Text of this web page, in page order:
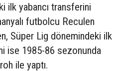
ilk yabancı transferini
futbolcu Reculen
Süper Lig dönemindeki ilk
ise 1985-86 sezonunda
ile yaptı.